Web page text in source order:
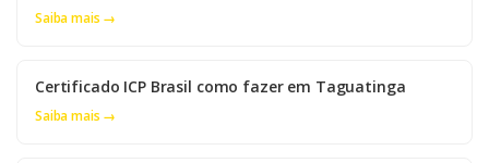
Saiba mais →
Certificado ICP Brasil como fazer em Taguatinga
Saiba mais →